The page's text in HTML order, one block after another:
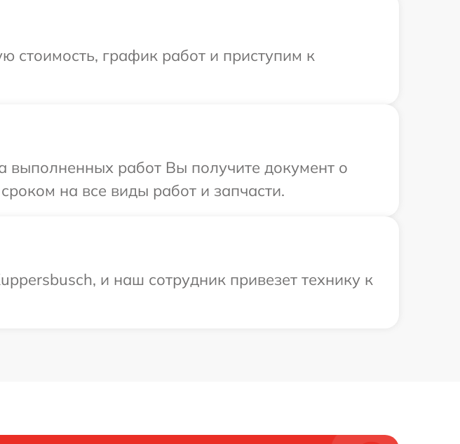
стоимость, график работ и приступим к
выполненных работ Вы получите документ о
на все виды работ и запчасти.
и наш сотрудник привезет технику к